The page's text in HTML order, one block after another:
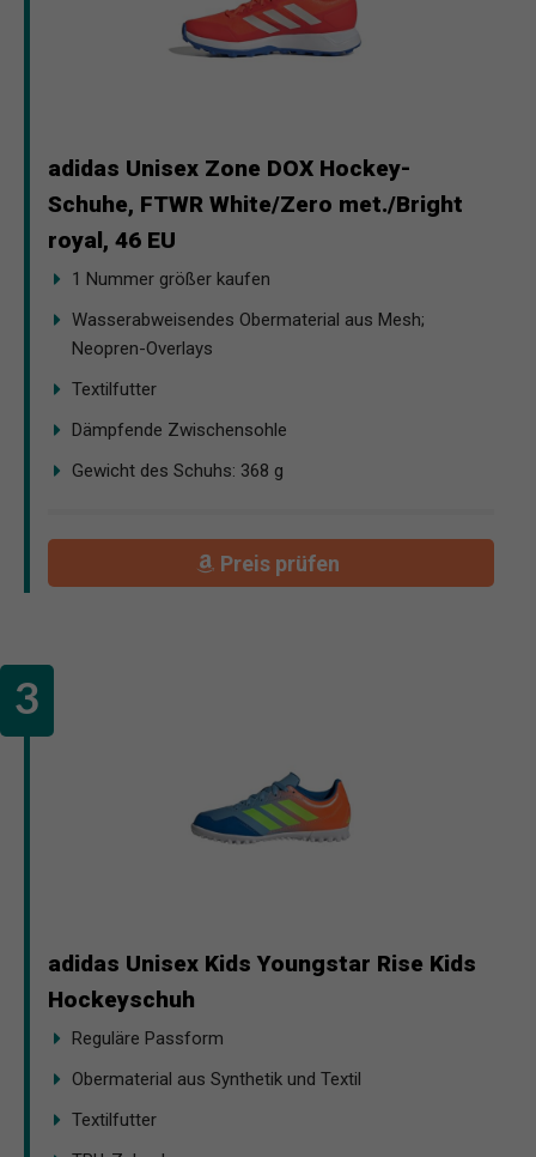
adidas Unisex Zone DOX Hockey-
Schuhe, FTWR White/Zero met./Bright
royal, 46 EU
1 Nummer größer kaufen
Wasserabweisendes Obermaterial aus Mesh;
Neopren-Overlays
Textilfutter
Dämpfende Zwischensohle
Gewicht des Schuhs: 368 g
Preis prüfen
adidas Unisex Kids Youngstar Rise Kids
Hockeyschuh
Reguläre Passform
Obermaterial aus Synthetik und Textil
Textilfutter